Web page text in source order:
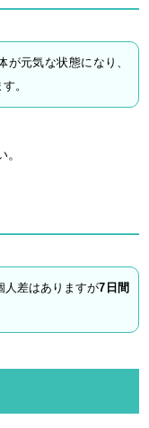
が元気な状態になり、
。
人差はありますが7日間